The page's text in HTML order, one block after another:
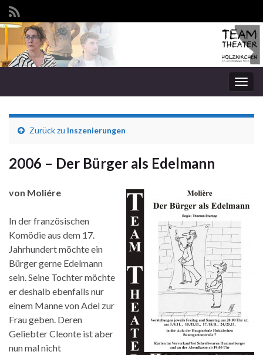
Zurück zu Inszenierungen
2006 – Der Bürger als Edelmann
von Moliére
In der französischen
Komödie aus dem 17.
Jahrhundert möchte ein
Bürger gerne Edelmann
sein. Seine Tochter möchte
er deshalb ebenfalls nur
einem Manne von Adel zur
Frau geben. Deren
Geliebter Cleonte ist aber
nun mal nicht